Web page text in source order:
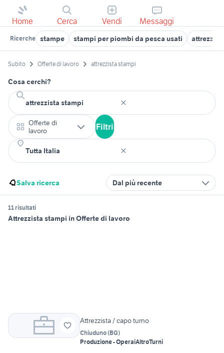
Home Cerca Vendi Messaggi
Ricerche stampe stampi per piombi da pesca usati
Subito Offerte di lavoro attrezzista stampi
Cosa cerchi?
Offerte di
lavoro
Filtri
Salva ricerca Dal più recente
11 risultati
Attrezzista stampi in Offerte di lavoro
Attrezzista / capo turno
Chiuduno(BG)
Produzione - OperaiAltroTurni